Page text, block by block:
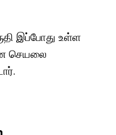
இப்போது உள்ள
செயலை